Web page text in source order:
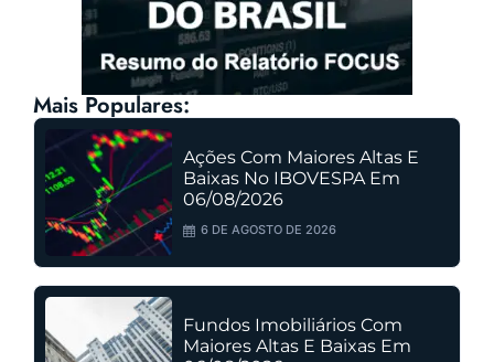
Mais Populares:
Ações Com Maiores Altas E
Baixas No IBOVESPA Em
06/08/2026
6 DE AGOSTO DE 2026
Fundos Imobiliários Com
Maiores Altas E Baixas Em